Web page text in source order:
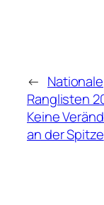
← Nationale
Ranglisten
Keine
an der Spitze